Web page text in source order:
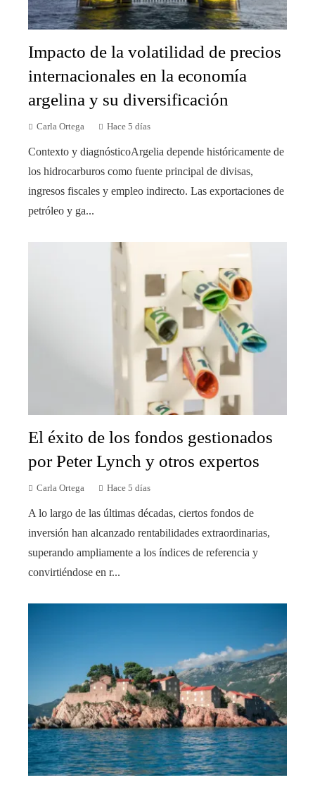
Impacto de la volatilidad de precios
internacionales en la economía
argelina y su diversificación
Carla Ortega Hace 5 días
Contexto y diagnósticoArgelia depende históricamente de
los hidrocarburos como fuente principal de divisas,
ingresos fiscales y empleo indirecto. Las exportaciones de
petróleo y ga...
El éxito de los fondos gestionados
por Peter Lynch y otros expertos
Carla Ortega Hace 5 días
A lo largo de las últimas décadas, ciertos fondos de
inversión han alcanzado rentabilidades extraordinarias,
superando ampliamente a los índices de referencia y
convirtiéndose en r...